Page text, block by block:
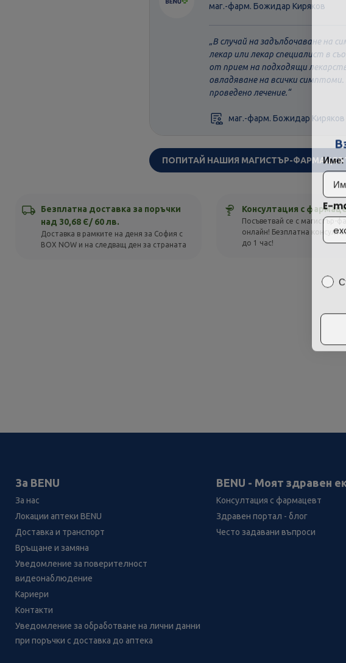
маг.-фарм. Божидар Киряков
В случай на задълбочаване на
лекар или лекар специалист в
от прием на подходящи
овладяване на всички симптоми.
проведено лечение.
маг.-фарм. Божидар Киряков
ПОПИТАЙ НАШИЯ МАГИСТЪР-
Безплатна доставка за поръчки
над 30,68 Є/ 60 лв.
Доставка в рамките на деня за София с
BOX NOW и на следващ ден за страната
Консултация с
Посъветвай се с магистър-
онлайн! Безплатна
до 1 час!
За BENU
За нас
Локации аптеки BENU
Доставка и транспорт
Връщане и замяна
Уведомление за поверителност
видеонаблюдение
Кариери
Контакти
Уведомление за обработване на лични данни
при поръчки с доставка до аптека
BENU - Моят здравен
Консултация с фармацевт
Здравен портал - блог
Често задавани въпроси
Лесно ли се ориентираш в
Просто
Име:
E-